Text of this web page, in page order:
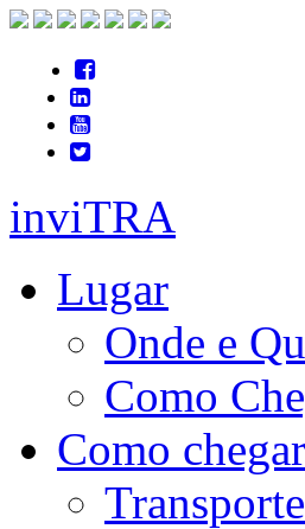
inviTRA
Lugar
Onde e
Como
Como